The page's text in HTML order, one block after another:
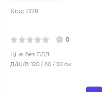
Код: 1378
0
Ціна: без ПДВ
Д/Ш/В: 120 / 80 / 50 см